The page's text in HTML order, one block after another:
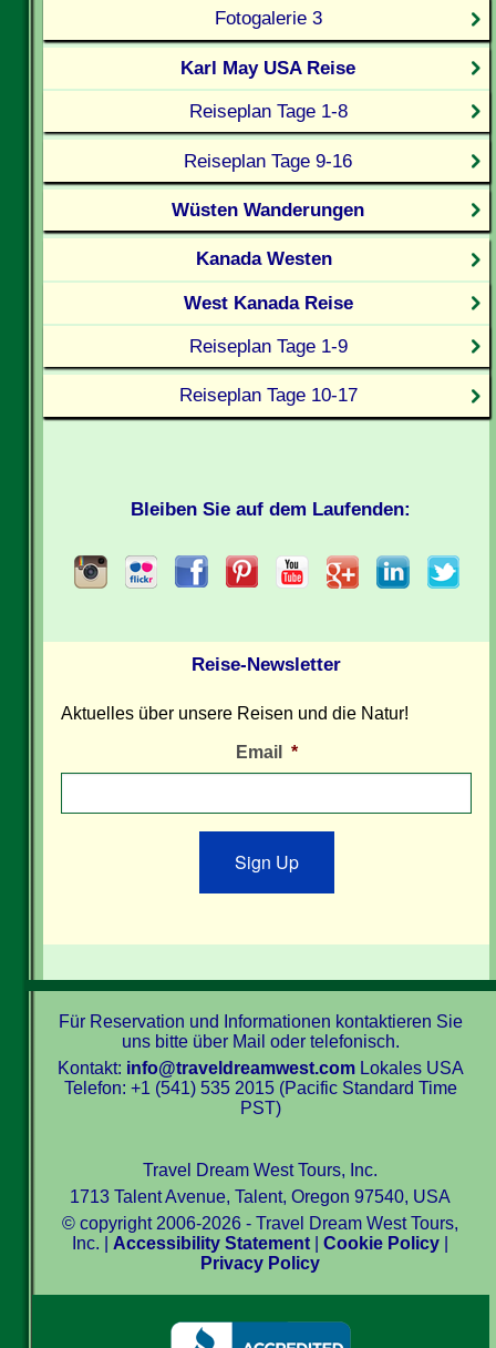
Fotogalerie 3
Karl May USA Reise
Reiseplan Tage 1-8
Reiseplan Tage 9-16
Wüsten Wanderungen
Kanada Westen
West Kanada Reise
Reiseplan Tage 1-9
Reiseplan Tage 10-17
Bleiben Sie auf dem Laufenden:
Reise-Newsletter
Aktuelles über unsere Reisen und die Natur!
Email *
Sign Up
Für Reservation und Informationen kontaktieren Sie
uns bitte über Mail oder telefonisch.
Kontakt: info@traveldreamwest.comLokales USA
Telefon: +1 (541) 535 2015 (Pacific Standard Time
PST)
Travel Dream West Tours, Inc.
1713 Talent Avenue, Talent, Oregon 97540, USA
© copyright 2006-2026 - Travel Dream West Tours,
Inc. | Accessibility Statement |Cookie Policy
Privacy Policy